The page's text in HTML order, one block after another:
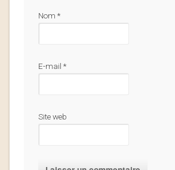
Nom *
E-mail *
Site web